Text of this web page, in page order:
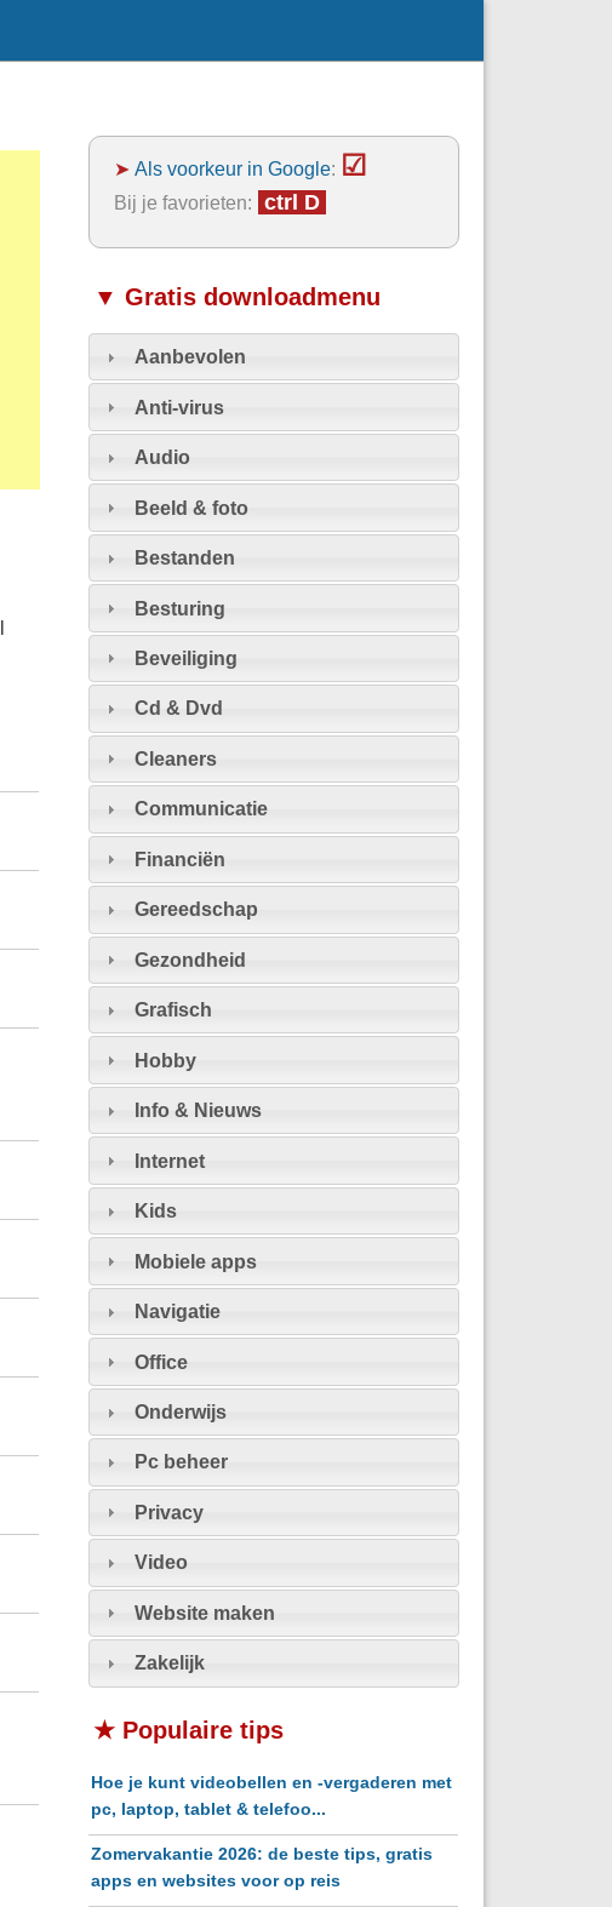
➤Als voorkeur in Google: ☑
Bij je favorieten: ctrl D
▼ Gratis downloadmenu
Aanbevolen
Anti-virus
Audio
Beeld & foto
Bestanden
Besturing
Beveiliging
Cd & Dvd
Cleaners
Communicatie
Financiën
Gereedschap
Gezondheid
Grafisch
Hobby
Info & Nieuws
Internet
Kids
Mobiele apps
Navigatie
Office
Onderwijs
Pc beheer
Privacy
Video
Website maken
Zakelijk
★ Populaire tips
Hoe je kunt videobellen en -vergaderen met
pc, laptop, tablet & telefoo...
Zomervakantie 2026: de beste tips, gratis
apps en websites voor op reis